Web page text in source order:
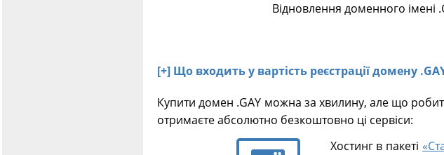
Відновлення доменного імені
[+] Що входить у вартість реєстрації домену
Купити домен .GAY можна за хвилину, але що
отримаєте абсолютно безкоштовно ці сервіси:
Хостинг в пакеті